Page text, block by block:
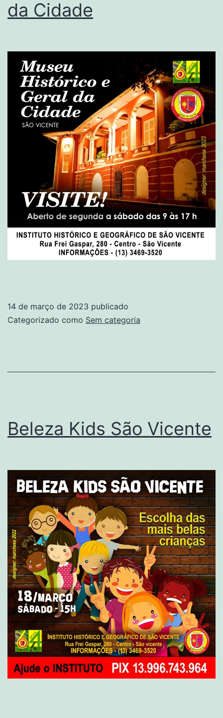
da Cidade
14 de março de 2023 publicado
Categorizado como Sem categoria
Beleza Kids São Vicente